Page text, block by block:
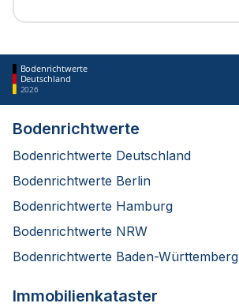
Bodenrichtwerte
Deutschland
2026
Bodenrichtwerte
Bodenrichtwerte Deutschland
Bodenrichtwerte Berlin
Bodenrichtwerte Hamburg
Bodenrichtwerte NRW
Bodenrichtwerte Baden-Württemberg
Immobilienkataster